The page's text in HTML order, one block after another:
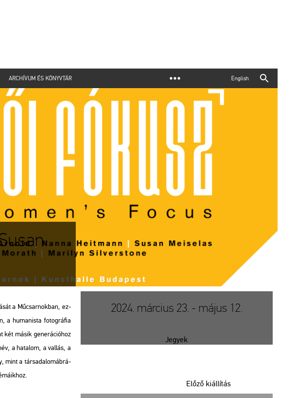
ARCHÍVUM ÉS KÖNYVTÁR English
a Mű­csar­nok­ban, ez­
a hu­ma­nis­ta fo­tog­rá­fia
két másik ge­ne­rá­ci­ó­hoz
a ha­ta­lom, a val­lás, a
mint a tár­sa­da­lom­áb­rá­
2024. március 23. - május 12.
Jegyek
Előző kiállítás